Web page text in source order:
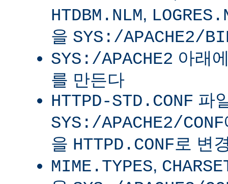
HTDBM.NLM,
을 SYS:/APACHE2/
SYS:/APACHE2 아래
를 만든다
HTTPD-STD.CONF 파
SYS:/APACHE2/CONF
을 HTTPD.CONF 로 변
MIME.TYPES,